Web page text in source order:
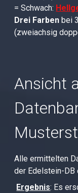
= Schwach:
Drei Farben bei
(zweiachsig
Ansicht
Alle ermittelten
der Edelstein-DB
Ergebnis: Es